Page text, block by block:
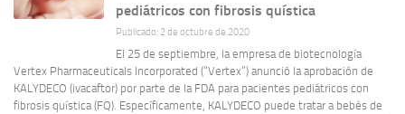
pediátricos con fibrosis quística
Publicado: 2 de octubre de 2020
El 25 de septiembre, la empresa de biotecnología
Vertex Pharmaceuticals Incorporated (“Vertex”) anunció la aprobación de
KALYDECO (ivacaftor) por parte de la FDA para pacientes pediátricos con
fibrosis quística (FQ). Específicamente, KALYDECO puede tratar a bebés de